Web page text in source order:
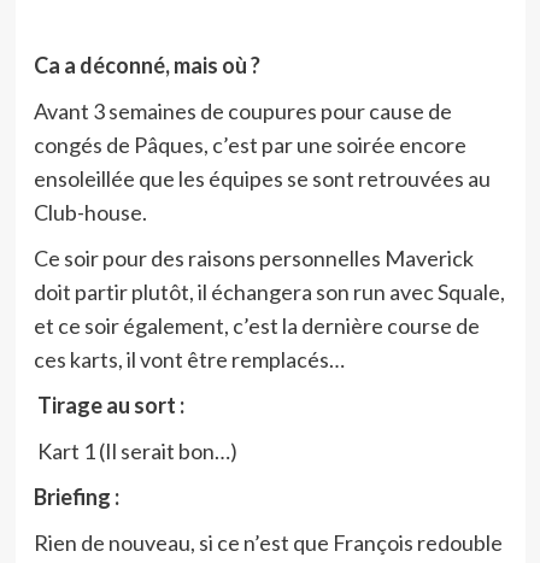
Ca a déconné, mais où ?
Avant 3 semaines de coupures pour cause de
congés de Pâques, c’est par une soirée encore
ensoleillée que les équipes se sont retrouvées au
Club-house.
Ce soir pour des raisons personnelles Maverick
doit partir plutôt, il échangera son run avec Squale,
et ce soir également, c’est la dernière course de
ces karts, il vont être remplacés…
Tirage au sort :
Kart 1 (Il serait bon…)
Briefing :
Rien de nouveau, si ce n’est que François redouble